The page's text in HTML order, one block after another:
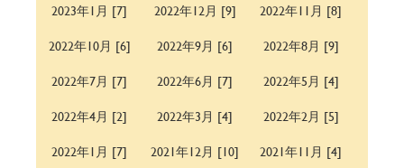
2023年1月 [7]
2022年12月 [9]
2022年11月 [8]
2022年10月 [6]
2022年9月 [6]
2022年8月 [9]
2022年7月 [7]
2022年6月 [7]
2022年5月 [4]
2022年4月 [2]
2022年3月 [4]
2022年2月 [5]
2022年1月 [7]
2021年12月 [10]
2021年11月 [4]